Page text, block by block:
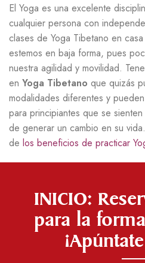
El Yoga es una excelente
cualquier persona con
clases de Yoga Tibetano en
estemos en baja forma, pues
nuestra agilidad y movilidad.
en Yoga Tibetano que quizás
modalidades diferentes y
para principiantes que se
de generar un cambio en su
de los beneficios de practicar
INICIO:
para la